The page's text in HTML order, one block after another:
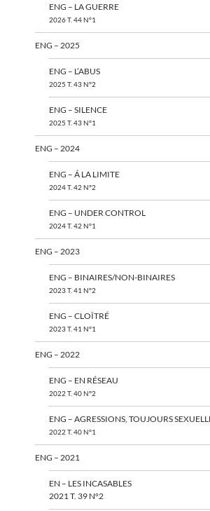
ENG – LA GUERRE
2026 T. 44 N°1
ENG – 2025
ENG – L’ABUS
2025 T. 43 N°2
ENG – SILENCE
2025 T. 43 N°1
ENG – 2024
ENG – Á LA LIMITE
2024 T. 42 N°2
ENG – UNDER CONTROL
2024 T. 42 N°1
ENG – 2023
ENG – BINAIRES/NON-BINAIRES
2023 T. 41 N°2
ENG – CLOÎTRÉ
2023 T. 41 N°1
ENG – 2022
ENG – EN RÉSEAU
2022 T. 40 N°2
ENG – AGRESSIONS, TOUJOURS
2022 T. 40 N°1
ENG – 2021
EN – LES INCASABLES
2021 T. 39 N°2